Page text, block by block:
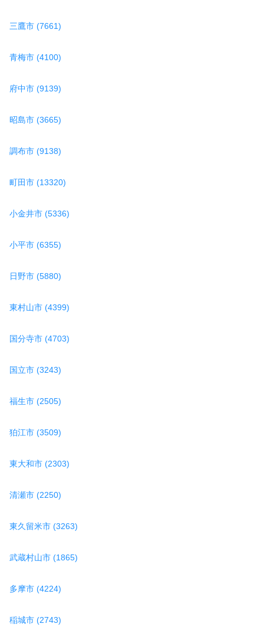
三鷹市 (7661)
青梅市 (4100)
府中市 (9139)
昭島市 (3665)
調布市 (9138)
町田市 (13320)
小金井市 (5336)
小平市 (6355)
日野市 (5880)
東村山市 (4399)
国分寺市 (4703)
国立市 (3243)
福生市 (2505)
狛江市 (3509)
東大和市 (2303)
清瀬市 (2250)
東久留米市 (3263)
武蔵村山市 (1865)
多摩市 (4224)
稲城市 (2743)